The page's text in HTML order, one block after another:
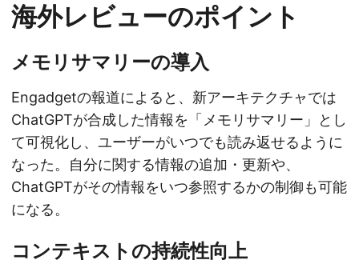
海外レビューのポイント
メモリサマリーの導入
Engadgetの報道によると、新アーキテクチャでは
ChatGPTが合成した情報を「メモリサマリー」とし
て可視化し、ユーザーがいつでも読み返せるように
なった。自分に関する情報の追加・更新や、
ChatGPTがその情報をいつ参照するかの制御も可能
になる。
コンテキストの持続性向上